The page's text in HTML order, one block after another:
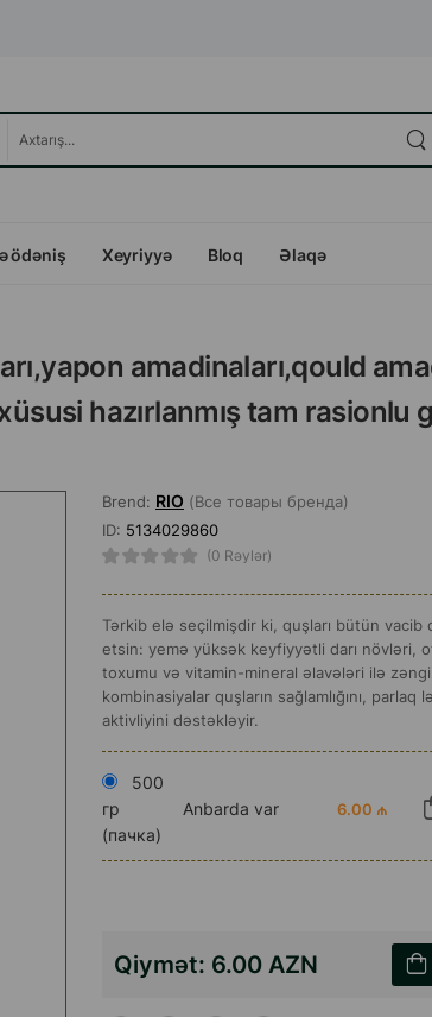
ödəniş Xeyriyyə Bloq Əlaqə
amadinaları,qould
hazırlanmış tam rasionlu
Brend: RIO (Все товары бренда)
ID: 5134029860
(0 Rəylər)
Tərkib elə seçilmişdir ki, quşları bütün vacib
etsin: yemə yüksək keyfiyyətli darı növləri,
toxumu və vitamin-mineral əlavələri ilə
kombinasiyalar quşların sağlamlığını,
aktivliyini dəstəkləyir.
500
гр
(пачка)
Anbarda var 6.00 ₼
Qiymət: 6.00 AZN